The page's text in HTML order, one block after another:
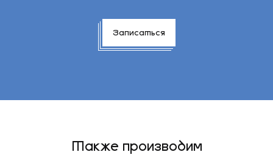
Записаться
Также производим